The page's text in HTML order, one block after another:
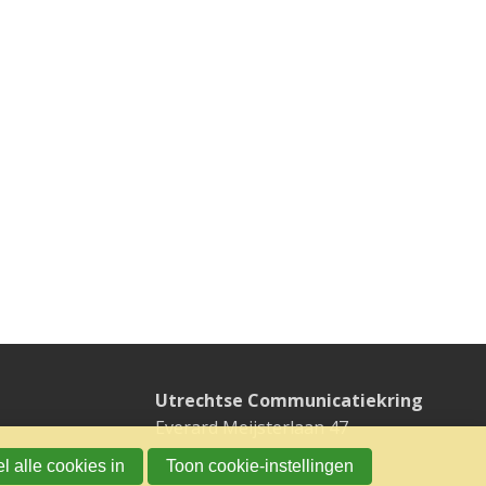
Utrechtse Communicatiekring
Everard Meijsterlaan 47
3533 CK UTRECHT
alle cookies in Toon cookie-instellingen